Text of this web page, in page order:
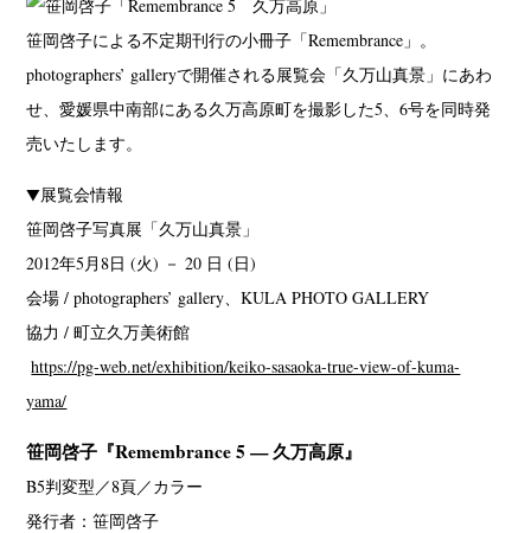
笹岡啓子による不定期刊行の小冊子「Remembrance」。
photographers’ galleryで開催される展覧会「久万山真景」にあわ
せ、愛媛県中南部にある久万高原町を撮影した5、6号を同時発
売いたします。
▼展覧会情報
笹岡啓子写真展「久万山真景」
2012年5月8日 (火) － 20 日 (日)
会場 / photographers’ gallery、KULA PHOTO GALLERY
協力 / 町立久万美術館
https://pg-web.net/exhibition/keiko-sasaoka-true-view-of-kuma-
yama/
笹岡啓子『Remembrance 5 — 久万高原』
B5判変型／8頁／カラー
発行者：笹岡啓子